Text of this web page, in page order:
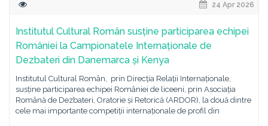
24 Apr 2026
Institutul Cultural Român susține participarea echipei
României la Campionatele Internaționale de
Dezbateri din Danemarca și Kenya
Institutul Cultural Român, prin Direcția Relații Internaționale,
susține participarea echipei României de liceeni, prin Asociația
Română de Dezbateri, Oratorie și Retorică (ARDOR), la două dintre
cele mai importante competiții internaționale de profil din